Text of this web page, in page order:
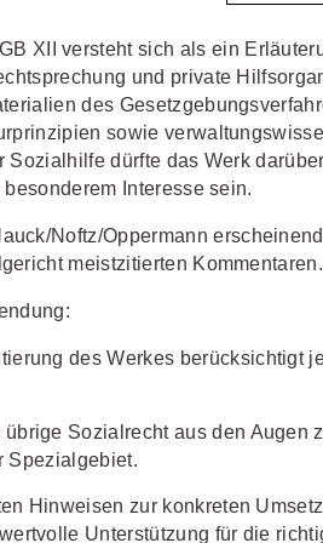
Fachgebiet passen.
Notare
Öffentliches Dienstrecht
Sozialrecht
Steuerrecht
Strafrecht
Verkehrsrecht
Versicherungsrecht
JURIS AKADEMIE
Qualifiziert und zertifiziert:
Fortbildungenfür Fachanwältein
allen wichtigen Fachgebieten.
mehr erfahren
Alle
XII versteht sich als ein
und private
des
sowie
dürfte das Werk
Interesse sein.
Noftz/Oppermann
meistzitierten Kommentaren.
des Werkes berücksichtigt
Sozialrecht aus den Augen
Spezialgebiet.
Hinweisen zur konkreten
Unterstützung für die